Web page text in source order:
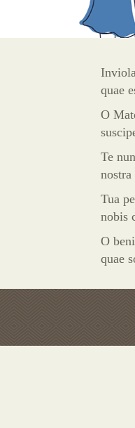
quae
O
Te
Tua
nobis
O
quae